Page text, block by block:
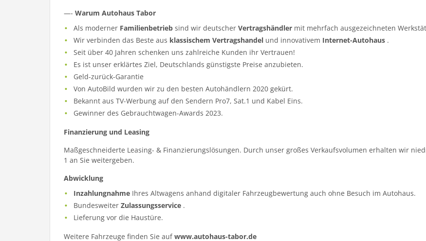
—- Warum Autohaus Tabor
Als moderner Familienbetrieb sind wir deutscherVertragshändler mit mehrfach ausgezeichneten
Wir verbinden das Beste aus klassischem Vertragshandel und innovativem Internet-Autohaus .
Seit über 40 Jahren schenken uns zahlreiche Kunden ihr Vertrauen!
Es ist unser erklärtes Ziel, Deutschlands günstigste Preise anzubieten.
Geld-zurück-Garantie
Von AutoBild wurden wir zu den besten Autohändlern 2020 gekürt.
Bekannt aus TV-Werbung auf den Sendern Pro7, Sat.1 und Kabel Eins.
Gewinner des Gebrauchtwagen-Awards 2023.
Finanzierung und Leasing
Maßgeschneiderte Leasing- & Finanzierungslösungen. Durch unser großes Verkaufsvolumen erhalten wir
1 an Sie weitergeben.
Abwicklung
Inzahlungnahme Ihres Altwagens anhand digitaler Fahrzeugbewertung auch ohne Besuch im Autohaus.
BundesweiterZulassungsservice .
Lieferung vor die Haustüre.
Weitere Fahrzeuge finden Sie aufwww.autohaus-tabor.de